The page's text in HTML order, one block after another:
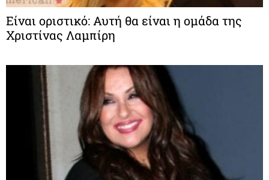
Είναι οριστικό: Αυτή θα είναι η ομάδα της
Χριστίνας Λαμπίρη